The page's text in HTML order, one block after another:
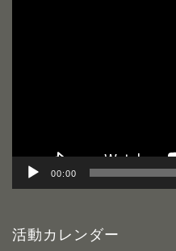
00:00
活動カレンダー